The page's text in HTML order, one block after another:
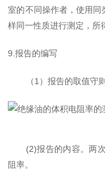
室的不同操作者，使用同
样同一性质进行测定，所
9.报告的编写
（1）报告的取值守
(2)报告的内容。两
阻率。